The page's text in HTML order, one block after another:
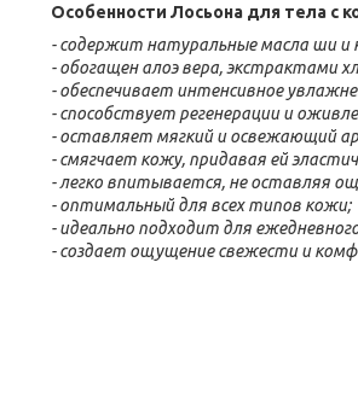
Особенности Лосьона для тела с
- содержит натуральные масла ши и
- обогащен алоэ вера, экстрактами
- обеспечивает интенсивное
- способствует регенерации и
- оставляет мягкий и освежающий
- смягчает кожу, придавая ей
- легко впитывается, не оставляя
- оптимальный для всех типов кожи;
- идеально подходит для
- создает ощущение свежести и